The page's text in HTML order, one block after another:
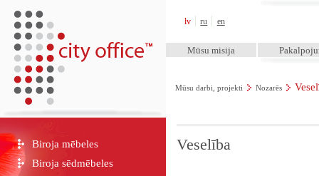
lv ru en
Mūsu misija
Mūsu darbi, projekti Nozarēs
Biroja mēbeles
Biroja sēdmēbeles
Veselība